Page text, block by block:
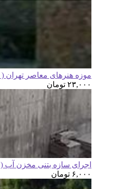
موزه هنرهای معاصر تهران ( 8 پاورپوینت )
۲۳,۰۰۰ تومان
اجرای سازه بتنی مخزن آب ( 259 اسلاید )
۶,۰۰۰ تومان